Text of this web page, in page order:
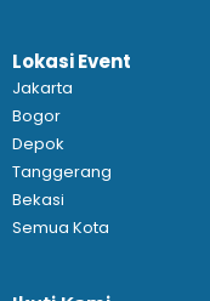
Lokasi Event
Jakarta
Bogor
Depok
Tanggerang
Bekasi
Semua Kota